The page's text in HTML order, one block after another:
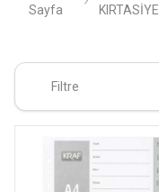
Sayfa
KIRTASİYE
Filtre